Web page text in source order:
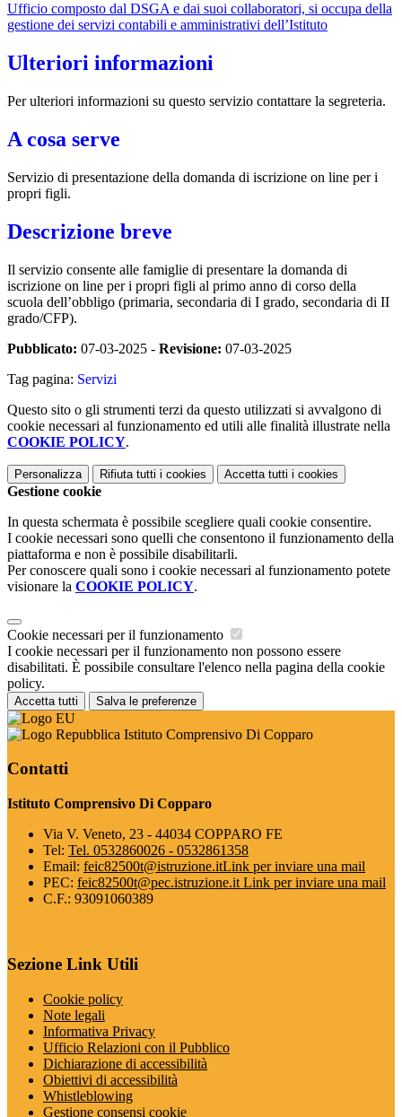
Ufficio composto dal DSGA e dai suoi collaboratori, si occupa della
gestione dei servizi contabili e amministrativi dell’Istituto
Ulteriori informazioni
Per ulteriori informazioni su questo servizio contattare la segreteria.
A cosa serve
Servizio di presentazione della domanda di iscrizione on line per i
propri figli.
Descrizione breve
Il servizio consente alle famiglie di presentare la domanda di
iscrizione on line per i propri figli al primo anno di corso della
scuola dell’obbligo (primaria, secondaria di I grado, secondaria di II
grado/CFP).
Pubblicato: 07-03-2025 - Revisione: 07-03-2025
Tag pagina: Servizi
Questo sito o gli strumenti terzi da questo utilizzati si avvalgono di
cookie necessari al funzionamento ed utili alle finalità illustrate nella
COOKIE POLICY.
Personalizza Rifiuta tutti i cookies Accetta tutti i cookies
Gestione cookie
In questa schermata è possibile scegliere quali cookie consentire.
I cookie necessari sono quelli che consentono il funzionamento della
piattaforma e non è possibile disabilitarli.
Per conoscere quali sono i cookie necessari al funzionamento potete
visionare la COOKIE POLICY.
Cookie necessari per il funzionamento
I cookie necessari per il funzionamento non possono essere
disabilitati. È possibile consultare l'elenco nella pagina della cookie
policy.
Accetta tutti Salva le preferenze
Istituto Comprensivo Di Copparo
Contatti
Istituto Comprensivo Di Copparo
Via V. Veneto, 23 - 44034 COPPARO FE
Tel: Tel. 0532860026 - 0532861358
Email: feic82500t@istruzione.itLink per inviare una mail
PEC: feic82500t@pec.istruzione.it Link per inviare una mail
C.F.: 93091060389
Sezione Link Utili
Cookie policy
Note legali
Informativa Privacy
Ufficio Relazioni con il Pubblico
Dichiarazione di accessibilità
Obiettivi di accessibilità
Whistleblowing
Gestione consensi cookie